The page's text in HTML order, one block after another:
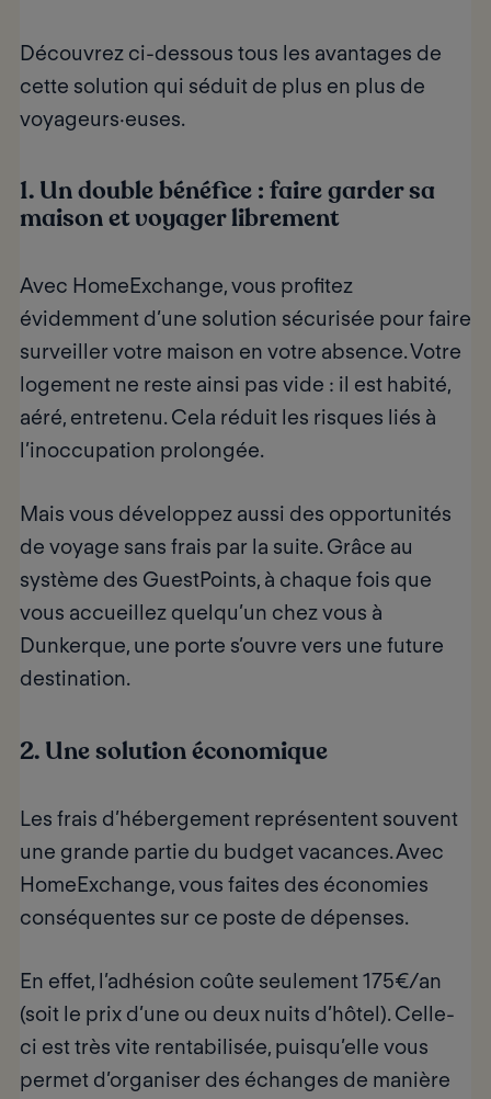
Découvrez ci-dessous tous les avantages de
cette solution qui séduit de plus en plus de
voyageurs·euses.
1. Un double bénéfice : faire garder sa
maison et voyager librement
Avec HomeExchange, vous profitez
évidemment d’une solution sécurisée pour faire
surveiller votre maison en votre absence. Votre
logement ne reste ainsi pas vide : il est habité,
aéré, entretenu. Cela réduit les risques liés à
l’inoccupation prolongée.
Mais vous développez aussi des opportunités
de voyage sans frais par la suite. Grâce au
système des GuestPoints, à chaque fois que
vous accueillez quelqu’un chez vous à
Dunkerque, une porte s’ouvre vers une future
destination.
2. Une solution économique
Les frais d’hébergement représentent souvent
une grande partie du budget vacances. Avec
HomeExchange, vous faites des économies
conséquentes sur ce poste de dépenses.
En effet, l’adhésion coûte seulement175€/an
(soit le prix d’une ou deux nuits d’hôtel). Celle-
ci est très vite rentabilisée, puisqu’elle vous
permet d’organiser des échanges de manière